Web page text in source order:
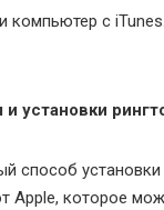
компьютер с
установки
способ
которое